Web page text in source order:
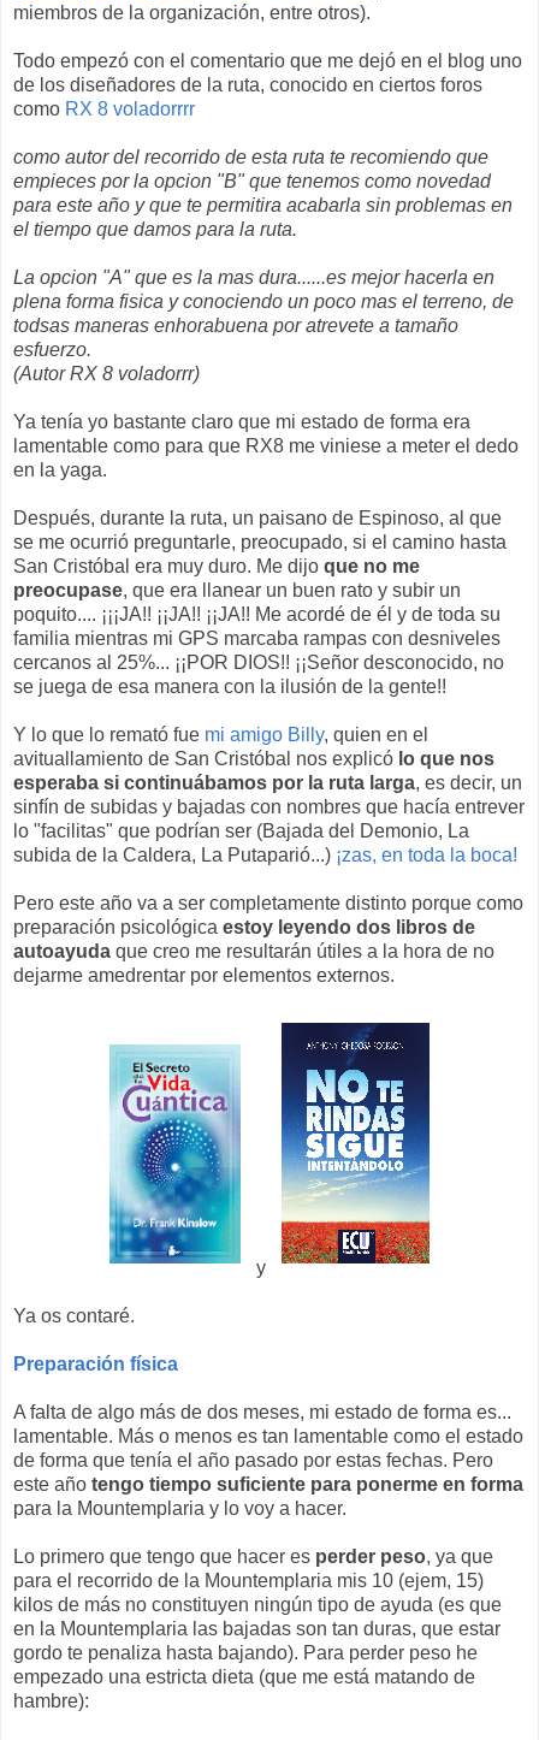
miembros de la organización, entre otros).
Todo empezó con el comentario que me dejó en el blog uno
de los diseñadores de la ruta, conocido en ciertos foros
como RX 8 voladorrrr
como autor del recorrido de esta ruta te recomiendo que
empieces por la opcion "B" que tenemos como novedad
para este año y que te permitira acabarla sin problemas en
el tiempo que damos para la ruta.
La opcion "A" que es la mas dura......es mejor hacerla en
plena forma fisica y conociendo un poco mas el terreno, de
todsas maneras enhorabuena por atrevete a tamaño
esfuerzo.
(Autor RX 8 voladorrr)
Ya tenía yo bastante claro que mi estado de forma era
lamentable como para que RX8 me viniese a meter el dedo
en la yaga.
Después, durante la ruta, un paisano de Espinoso, al que
se me ocurrió preguntarle, preocupado, si el camino hasta
San Cristóbal era muy duro. Me dijo que no me
preocupase, que era llanear un buen rato y subir un
poquito.... ¡¡¡JA!! ¡¡JA!! ¡¡JA!! Me acordé de él y de toda su
familia mientras mi GPS marcaba rampas con desniveles
cercanos al 25%... ¡¡POR DIOS!! ¡¡Señor desconocido, no
se juega de esa manera con la ilusión de la gente!!
Y lo que lo remató fue mi amigo Billy, quien en el
avituallamiento de San Cristóbal nos explicó lo que nos
esperaba si continuábamos por la ruta larga, es decir, un
sinfín de subidas y bajadas con nombres que hacía entrever
lo "facilitas" que podrían ser (Bajada del Demonio, La
subida de la Caldera, La Putaparió...) ¡zas, en toda la boca!
Pero este año va a ser completamente distinto porque como
preparación psicológica estoy leyendo dos libros de
autoayuda que creo me resultarán útiles a la hora de no
dejarme amedrentar por elementos externos.
y
Ya os contaré.
Preparación física
A falta de algo más de dos meses, mi estado de forma es...
lamentable. Más o menos es tan lamentable como el estado
de forma que tenía el año pasado por estas fechas. Pero
este año tengo tiempo suficiente para ponerme en forma
para la Mountemplaria y lo voy a hacer.
Lo primero que tengo que hacer es perder peso, ya que
para el recorrido de la Mountemplaria mis 10 (ejem, 15)
kilos de más no constituyen ningún tipo de ayuda (es que
en la Mountemplaria las bajadas son tan duras, que estar
gordo te penaliza hasta bajando). Para perder peso he
empezado una estricta dieta (que me está matando de
hambre):